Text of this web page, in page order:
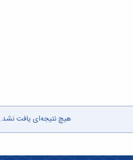
هیچ نتیجه‌ای یافت نشد.